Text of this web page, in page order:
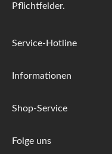
Pflichtfelder.
Service-Hotline
Informationen
Shop-Service
Folge uns